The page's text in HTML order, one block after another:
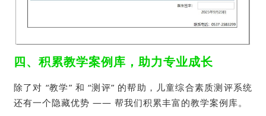
四、积累教学案例库，助力专业成长
除了对 “教学” 和 “测评” 的帮助，儿童综合素质测评系统
还有一个隐藏优势 —— 帮我们积累丰富的教学案例库。